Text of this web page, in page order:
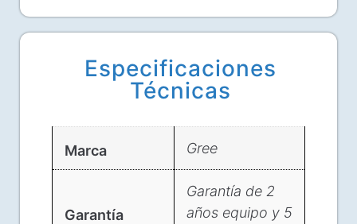
Especificaciones
Técnicas
Marca Gree
Garantía
Garantía de 2
años equipo y 5